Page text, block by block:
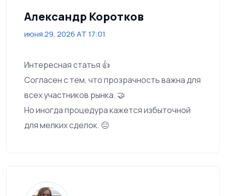
Александр Коротков
июня 29, 2026 AT 17:01
Интересная статья 👍
Согласен с тем, что прозрачность важна для
всех участников рынка. 🤝
Но иногда процедура кажется избыточной
для мелких сделок. 😐